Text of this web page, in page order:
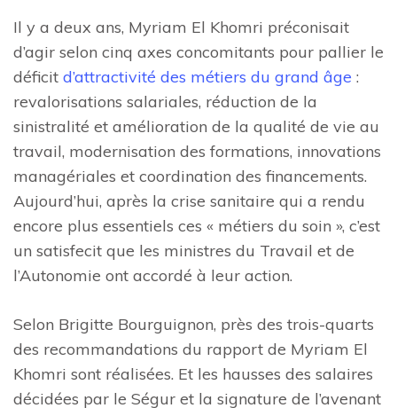
Il y a deux ans, Myriam El Khomri préconisait
d’agir selon cinq axes concomitants pour pallier le
déficit d’attractivité des métiers du grand âge :
revalorisations salariales, réduction de la
sinistralité et amélioration de la qualité de vie au
travail, modernisation des formations, innovations
managériales et coordination des financements.
Aujourd’hui, après la crise sanitaire qui a rendu
encore plus essentiels ces « métiers du soin », c’est
un satisfecit que les ministres du Travail et de
l’Autonomie ont accordé à leur action.
Selon Brigitte Bourguignon, près des trois-quarts
des recommandations du rapport de Myriam El
Khomri sont réalisées. Et les hausses des salaires
décidées par le Ségur et la signature de l’avenant